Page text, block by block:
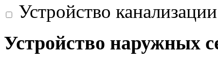
Устройство канализации
Устройство наружных